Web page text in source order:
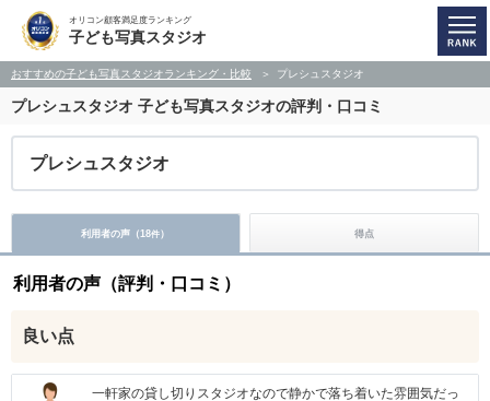
オリコン顧客満足度ランキング
子ども写真スタジオ
おすすめの子ども写真スタジオランキング・比較 プレシュスタジオ
プレシュスタジオ 子ども写真スタジオの評判・口コミ
プレシュスタジオ
利用者の声（18件） 得点
利用者の声（評判・口コミ）
良い点
一軒家の貸し切りスタジオなので静かで落ち着いた雰囲気だっ